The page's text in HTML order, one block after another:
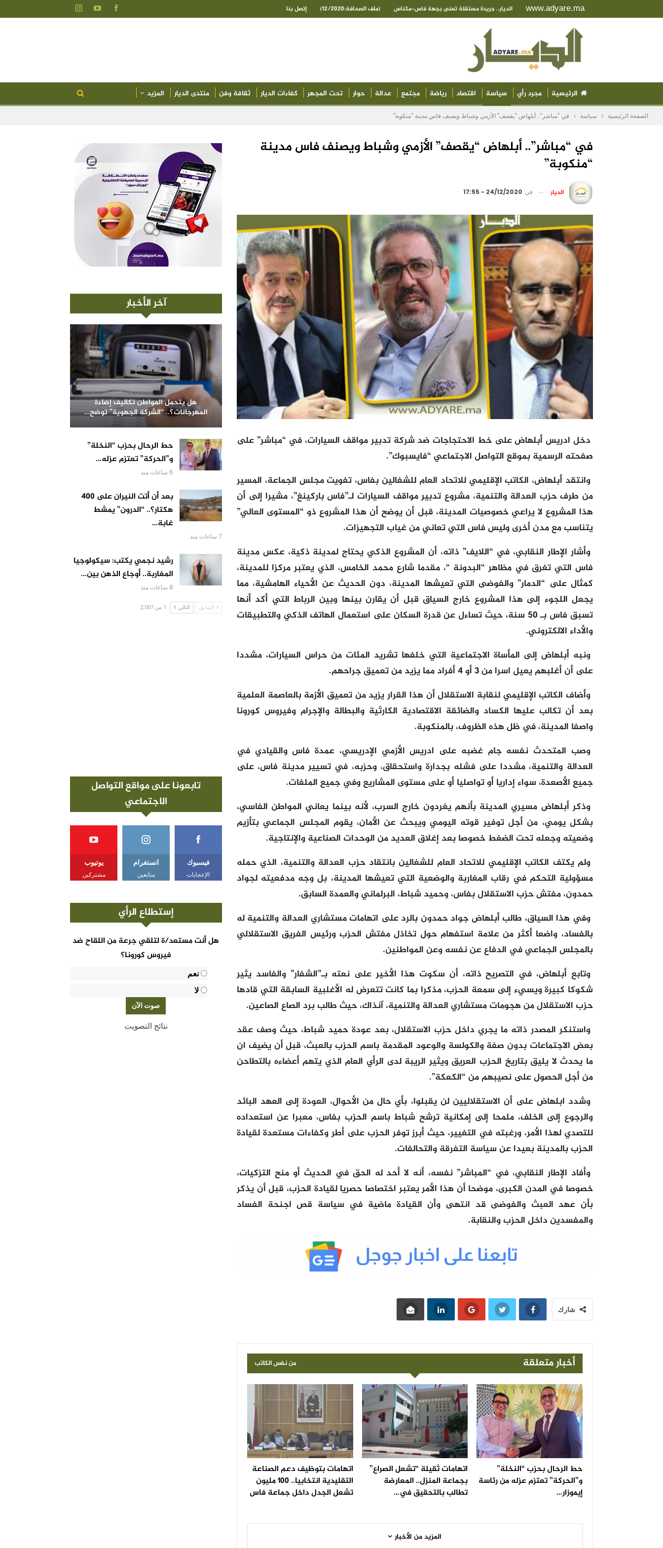
www.adyare.ma الديار.. جريدة مستقلة تعنى بجهة فاس-مكناس (ملف الصحافة:12/2020) إتصل بنا
الرئيسية مجرد رأي سياسة اقتصاد رياضة مجتمع عدالة حوار تحت المجهر كفاءات الديار ثقافة وفن منتدى الديار المزيد
الصفحة الرئيسية سياسة في “مباشر”.. أبلهاض “يقصف” الأزمي وشباط ويصنف فاس مدينة “منكوبة”
في “مباشر”.. أبلهاض “يقصف” الأزمي وشباط ويصنف فاس مدينة
“منكوبة”
الديار في 24/12/2020 - 17:55
دخل ادريس أبلهاض على خط الاحتجاجات ضد شركة تدبير مواقف السيارات، في “مباشر” على
صفحته الرسمية بموقع التواصل الاجتماعي “فايسبوك”.
وانتقد أبلهاض، الكاتب الإقليمي للاتحاد العام للشغالين بفاس، تفويت مجلس الجماعة، المسير
من طرف حزب العدالة والتنمية، مشروع تدبير مواقف السيارات لـ”فاس باركينغ”، مشيرا إلى أن
هذا المشروع لا يراعي خصوصيات المدينة، قبل أن يوضح أن هذا المشروع ذو “المستوى العالي”
يتناسب مع مدن أخرى وليس فاس التي تعاني من غياب التجهيزات.
وأشار الإطار النقابي، في “اللايف” ذاته، أن المشروع الذكي يحتاج لمدينة ذكية، عكس مدينة
فاس التي تغرق في مظاهر “البدونة “، مقدما شارع محمد الخامس، الذي يعتبر مركزا للمدينة،
كمثال على “الدمار” والفوضى التي تعيشها المدينة، دون الحديث عن الأحياء الهامشية، مما
يجعل اللجوء إلى هذا المشروع خارج السياق قبل أن يقارن بينها وبين الرباط التي أكد أنها
تسبق فاس بـ 50 سنة، حيث تساءل عن قدرة السكان على استعمال الهاتف الذكي والتطبيقات
والأداء الالكتروني.
ونبه أبلهاض إلى المأساة الاجتماعية التي خلفها تشريد المئات من حراس السيارات، مشددا
على أن أغلبهم يعيل اسرا من 3 أو 4 أفراد مما يزيد من تعميق جراحهم.
وأضاف الكاتب الإقليمي لنقابة الاستقلال أن هذا القرار يزيد من تعميق الأزمة بالعاصمة العلمية
بعد أن تكالب عليها الكساد والضائقة الاقتصادية الكارثية والبطالة والإجرام وفيروس كورونا
واصفا المدينة، في ظل هذه الظروف، بالمنكوبة.
وصب المتحدث نفسه جام غضبه على ادريس الأزمي الإدريسي، عمدة فاس والقيادي في
العدالة والتنمية، مشددا على فشله بجدارة واستحقاق، وحزبه، في تسيير مدينة فاس، على
جميع الأصعدة، سواء إداريا أو تواصليا أو على مستوى المشاريع وفي جميع الملفات.
وذكر أبلهاض مسيري المدينة بأنهم يغردون خارج السرب، لأنه بينما يعاني المواطن الفاسي،
بشكل يومي، من أجل توفير قوته اليومي ويبحث عن الأمان، يقوم المجلس الجماعي بتأزيم
وضعيته وجعله تحت الضغط خصوصا بعد إغلاق العديد من الوحدات الصناعية والإنتاجية.
ولم يكتف الكاتب الإقليمي للاتحاد العام للشغالين بانتقاد حزب العدالة والتنمية، الذي حمله
مسؤولية التحكم في رقاب المغاربة والوضعية التي تعيشها المدينة، بل وجه مدفعيته لجواد
حمدون، مفتش حزب الاستقلال بفاس، وحميد شباط، البرلماني والعمدة السابق.
وفي هذا السياق، طالب أبلهاض جواد حمدون بالرد على اتهامات مستشاري العدالة والتنمية له
بالفساد، واضعا أكثر من علامة استفهام حول تخاذل مفتش الحزب ورئيس الفريق الاستقلالي
بالمجلس الجماعي في الدفاع عن نفسه وعن المواطنين.
وتابع أبلهاض، في التصريح ذاته، أن سكوت هذا الأخير على نعته بـ”الشفار” والفاسد يثير
شكوكا كبيرة ويسيء إلى سمعة الحزب، مذكرا بما كانت تتعرض له الأغلبية السابقة التي قادها
حزب الاستقلال من هجومات مستشاري العدالة والتنمية، آنذاك، حيث طالب برد الصاع الصاعين.
واستنكر المصدر ذاته ما يجري داخل حزب الاستقلال، بعد عودة حميد شباط، حيث وصف عقد
بعض الاجتماعات بدون صفة والكولسة والوعود المقدمة باسم الحزب بالعبث، قبل أن يضيف ان
ما يحدث لا يليق بتاريخ الحزب العريق ويثير الريبة لدى الرأي العام الذي يتهم أعضاءه بالتطاحن
من أجل الحصول على نصيبهم من “الكعكة”.
وشدد ابلهاض على أن الاستقلاليين لن يقبلوا، بأي حال من الأحوال، العودة إلى العهد البائد
والرجوع إلى الخلف، ملمحا إلى إمكانية ترشح شباط باسم الحزب بفاس، معبرا عن استعداده
للتصدي لهذا الأمر، ورغبته في التغيير، حيث أبرز توفر الحزب على أطر وكفاءات مستعدة لقيادة
الحزب بالمدينة بعيدا عن سياسة التفرقة والتحالفات.
وأفاد الإطار النقابي، في “المباشر” نفسه، أنه لا أحد له الحق في الحديث أو منح التزكيات،
خصوصا في المدن الكبرى، موضحا أن هذا الأمر يعتبر اختصاصا حصريا لقيادة الحزب، قبل أن يذكر
بأن عهد العبث والفوضى قد انتهى وأن القيادة ماضية في سياسة قص اجنحة الفساد
والمفسدين داخل الحزب والنقابة.
شارك
أخبار متعلقة من نفس الكاتب
حط الرحال بحزب “النخلة”
و”الحركة” تعتزم عزله من رئاسة
إيموزار…
اتهامات ثقيلة “تشعل الصراع”
بجماعة المنزل.. المعارضة
تطالب بالتحقيق في…
اتهامات بتوظيف دعم الصناعة
التقليدية انتخابيا.. 100 مليون
تشعل الجدل داخل جماعة فاس
المزيد من الأخبار
آخر الأخبار
هل يتحمل المواطن تكاليف إضاءة
المهرجانات؟.. “الشركة الجهوية” توضح…
حط الرحال بحزب “النخلة”
و”الحركة” تعتزم عزله…
6 ساعات منذ
بعد أن أتت النيران على 400
هكتار؟.. “الدرون” يمشط
غابة…
7 ساعات منذ
رشيد نجمي يكتب: سيكولوجيا
المغاربة.. أوجاع الذهن بين…
8 ساعات منذ
السابق التالي 1 من 2,007
تابعونا على مواقع التواصل
الاجتماعي
فيسبوك
الإعجابات
انستغرام
متابعين
يوتيوب
مشتركين
إستطلاع الرأي
هل أنت مستعد/ة لتلقي جرعة من اللقاح ضد
فيروس كورونا؟
نعم
لا
نتائج التصويت